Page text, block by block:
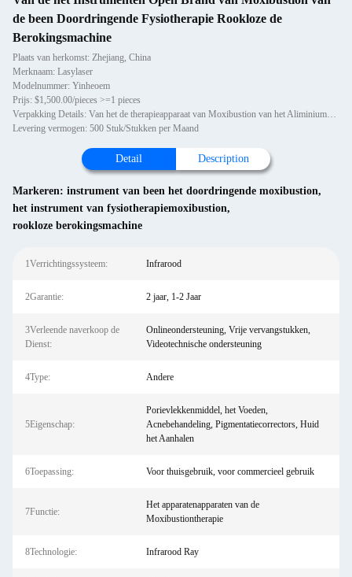
de been Doordringende Fysiotherapie Rookloze de
Berokingsmachine
Plaats van herkomst: Zhejiang, China
Merknaam: Lasylaser
Modelnummer: Yinheoem
Prijs: $1,500.00/pieces >=1 pieces
Verpakking Details: Van het de therapieapparaat van Moxibustion van het Aliminiumgeval de prijs rookloze smaakloos minde
Levering vermogen: 500 Stuk/Stukken per Maand
Detail Description
Markeren: instrument van been het doordringende moxibustion,
het instrument van fysiotherapiemoxibustion,
rookloze berokingsmachine
1Verrichtingssysteem: Infrarood
2Garantie: 2 jaar, 1-2 Jaar
3Verleende naverkoop de
Dienst:
Onlineondersteuning, Vrije vervangstukken,
Videotechnische ondersteuning
4Type: Andere
5Eigenschap:
Porievlekkenmiddel, het Voeden,
Acnebehandeling, Pigmentatiecorrectors, Huid
het Aanhalen
6Toepassing: Voor thuisgebruik, voor commercieel gebruik
7Functie:
Het apparatenapparaten van de
Moxibustiontherapie
8Technologie: Infrarood Ray